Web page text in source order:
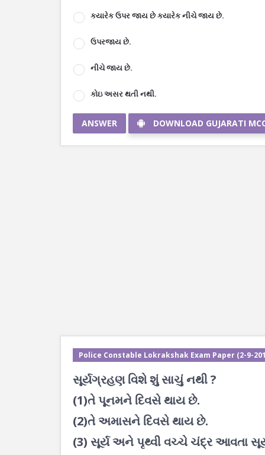
કયારેક ઉપર જાય છે કયારેક નીચે જાય છે.
ઉપરજાય છે.
નીચે જાય છે.
કોઇ અસર થતી નથી.
ANSWER DOWNLOAD GUJARATI
Police Constable Lokrakshak Exam Paper (2-9-
સૂર્યગ્રહણ વિશે શું સાચું નથી ?
(1)તે પૂનમને દિવસે થાય છે.
(2)તે અમાસને દિવસે થાય છે.
(3) સૂર્ય અને પૃથ્વી વચ્ચે ચંદ્ર આવતા